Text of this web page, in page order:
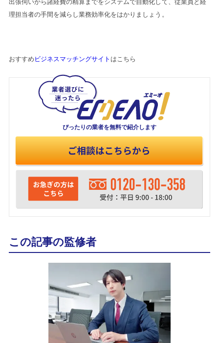
出張伺いから諸経費の精算までをシステムで自動化して、従業員と経
理担当者の手間を減らし業務効率化をはかりましょう。
おすすめ ビジネスマッチングサイト はこちら
ぴったりの業者を無料で紹介します
この記事の監修者